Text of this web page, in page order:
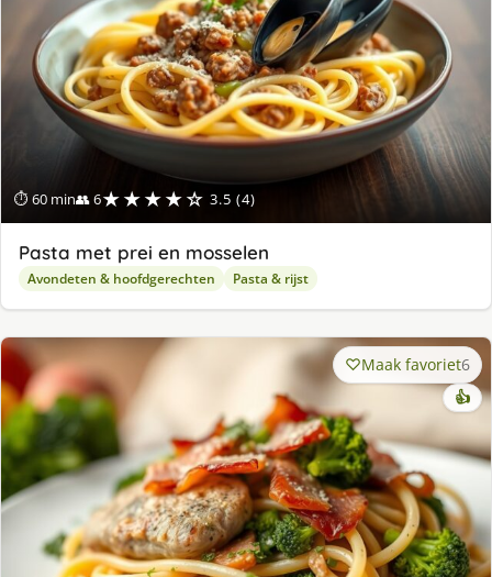
⏱ 60 min👥 6★★★★☆ 3.5 (4)
Pasta met prei en mosselen
Avondeten & hoofdgerechten Pasta & rijst
Maak favoriet6
👍